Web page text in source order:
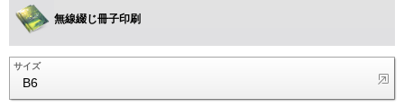
無線綴じ冊子印刷
サイズ
B6